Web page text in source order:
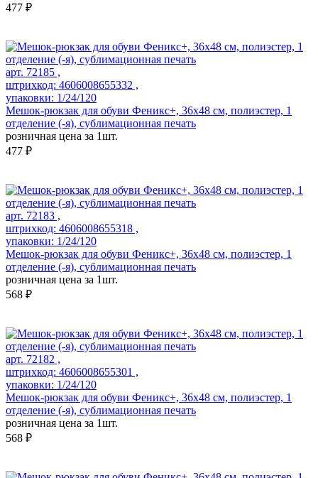
477 ₽
арт. 72185 ,
штрихкод: 4606008655332 ,
упаковки: 1/24/120
Мешок-рюкзак для обуви Феникс+, 36х48 см, полиэстер, 1
отделение (-я), сублимационная печать
розничная цена за 1шт.
477 ₽
арт. 72183 ,
штрихкод: 4606008655318 ,
упаковки: 1/24/120
Мешок-рюкзак для обуви Феникс+, 36х48 см, полиэстер, 1
отделение (-я), сублимационная печать
розничная цена за 1шт.
568 ₽
арт. 72182 ,
штрихкод: 4606008655301 ,
упаковки: 1/24/120
Мешок-рюкзак для обуви Феникс+, 36х48 см, полиэстер, 1
отделение (-я), сублимационная печать
розничная цена за 1шт.
568 ₽